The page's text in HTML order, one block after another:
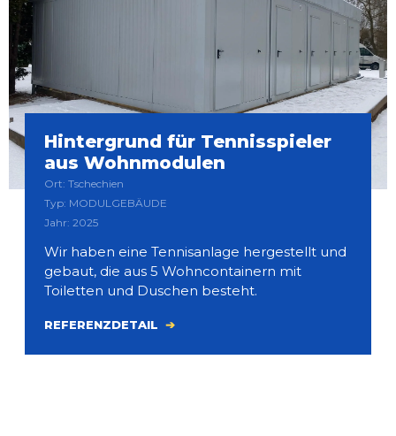
Hintergrund für Tennisspieler
aus Wohnmodulen
Ort: Tschechien
Typ: MODULGEBÄUDE
Jahr: 2025
Wir haben eine Tennisanlage hergestellt und
gebaut, die aus 5 Wohncontainern mit
Toiletten und Duschen besteht.
REFERENZDETAIL